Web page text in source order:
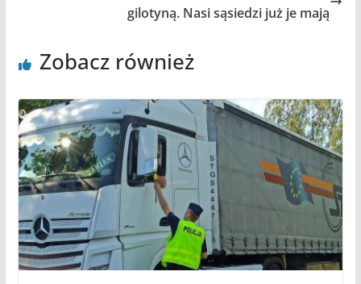
gilotyną. Nasi sąsiedzi już je mają
Zobacz również